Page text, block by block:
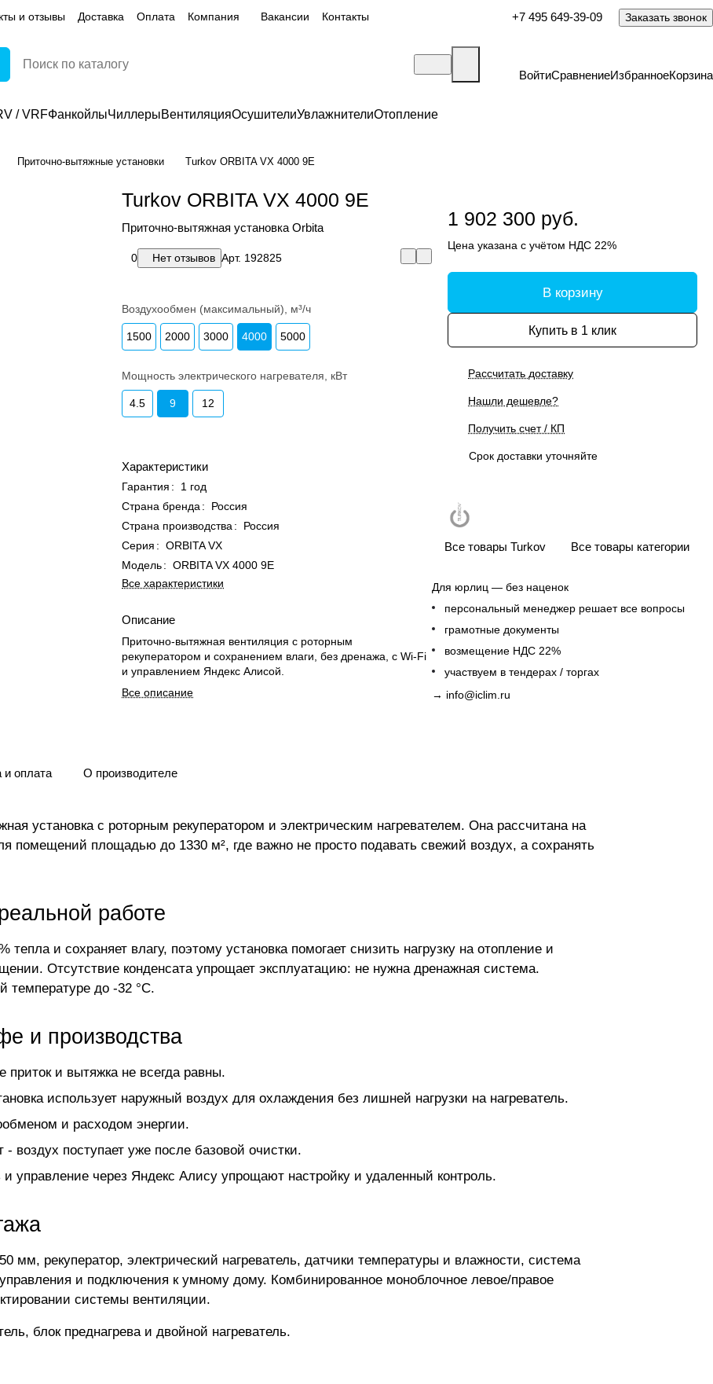
и отзывы Доставка Оплата Компания Вакансии Контакты +7 495 649-39-09 Заказать звонок
ВойтиСравнениеИзбранноеКорзина
/ VRFФанкойлыЧиллерыВентиляцияОсушителиУвлажнителиОтопление
Приточно-вытяжные установки Turkov ORBITA VX 4000 9E
Turkov ORBITA VX 4000 9E
Приточно-вытяжная установка Orbita
0 Нет отзывов Арт. 192825
Воздухообмен (максимальный), м³/ч
1500 2000 3000 4000 5000
Мощность электрического нагревателя, кВт
4.5 9 12
Характеристики
Гарантия :
1 год
Страна бренда :
Россия
Страна производства :
Россия
Серия : ORBITA VX
Модель: ORBITA VX 4000 9E
Все характеристики
Описание
Приточно-вытяжная вентиляция с роторным
рекуператором и сохранением влаги, без дренажа, с Wi-Fi
и управлением Яндекс Алисой.
Все описание
1 902 300 руб.
Цена указана с учётом НДС 22%
В корзину
Купить в 1 клик
Рассчитать доставку
Нашли дешевле?
Получить счет / КП
Срок доставки уточняйте
Все товары Turkov Все товары категории
Для юрлиц — без наценок
персональный менеджер решает все вопросы
грамотные документы
возмещение НДС 22%
участвуем в тендерах / торгах
→ info@iclim.ru
и оплата О производителе
установка с роторным рекуператором и электрическим нагревателем. Она рассчитана на
помещений площадью до 1330 м², где важно не просто подавать свежий воздух, а сохранять
работе
и сохраняет влагу, поэтому установка помогает снизить нагрузку на отопление и
Отсутствие конденсата упрощает эксплуатацию: не нужна дренажная система.
температуре до -32 °C.
и производства
и вытяжка не всегда равны.
использует наружный воздух для охлаждения без лишней нагрузки на нагреватель.
и расходом энергии.
воздух поступает уже после базовой очистки.
управление через Яндекс Алису упрощают настройку и удаленный контроль.
мм, рекуператор, электрический нагреватель, датчики температуры и влажности, система
и подключения к умному дому. Комбинированное моноблочное левое/правое
системы вентиляции.
блок преднагрева и двойной нагреватель.